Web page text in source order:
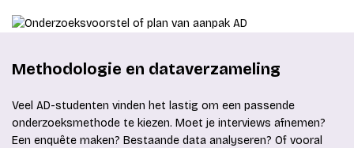
Methodologie en dataverzameling
Veel AD-studenten vinden het lastig om een passende
onderzoeksmethode te kiezen. Moet je interviews afnemen?
Een enquête maken? Bestaande data analyseren? Of vooral